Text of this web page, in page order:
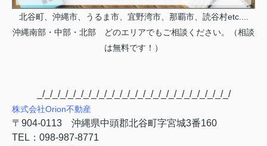
北谷町、沖縄市、うるま市、宜野湾市、那覇市、読谷村etc....
沖縄南部・中部・北部 どのエリアでもご相談ください。（相談
は無料です！）
_/_/_/_/_/_/_/_/_/_/_/_/_/_/_/_/_/_/_/_/_/_/_/_/_/
株式会社Orion不動産
〒 904-0113 沖縄県中頭郡北谷町字宮城3番160
TEL ： 098-987-8771